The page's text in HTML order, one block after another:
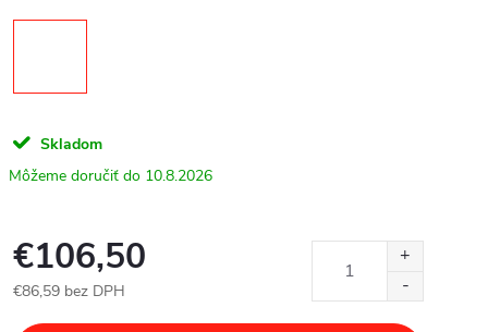
Skladom
10.8.2026
€106,50
€86,59 bez DPH